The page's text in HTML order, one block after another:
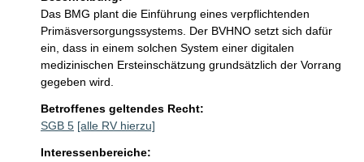
Das BMG plant die Einführung eines verpflichtenden
Primäsversorgungssystems. Der BVHNO setzt sich dafür
ein, dass in einem solchen System einer digitalen
medizinischen Ersteinschätzung grundsätzlich der Vorrang
gegeben wird.
Betroffenes geltendes Recht:
SGB 5 [alle RV hierzu]
Interessenbereiche: